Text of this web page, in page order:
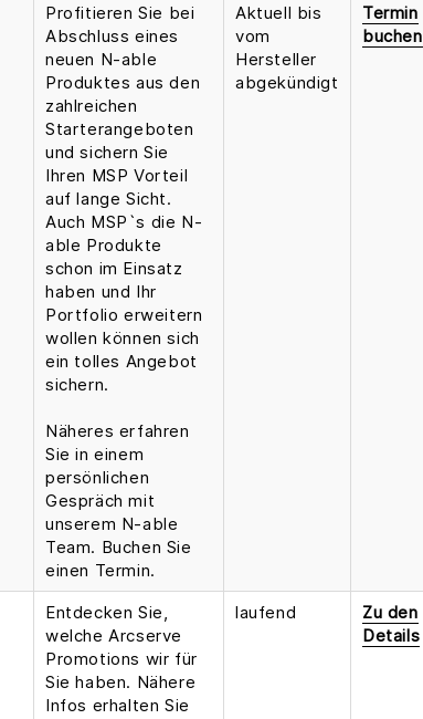
Profitieren Sie bei
Abschluss eines
neuen N-able
Produktes aus den
zahlreichen
Starterangeboten
und sichern Sie
Ihren MSP Vorteil
auf lange Sicht.
Auch MSP`s die N-
able Produkte
schon im Einsatz
haben und Ihr
Portfolio erweitern
wollen können sich
ein tolles Angebot
sichern.
Näheres erfahren
Sie in einem
persönlichen
Gespräch mit
unserem N-able
Team. Buchen Sie
einen Termin.
Aktuell bis
vom
Hersteller
abgekündigt
Termin
buchen
Entdecken Sie,
welche Arcserve
Promotions wir für
Sie haben. Nähere
Infos erhalten Sie
laufend
Zu den
Details